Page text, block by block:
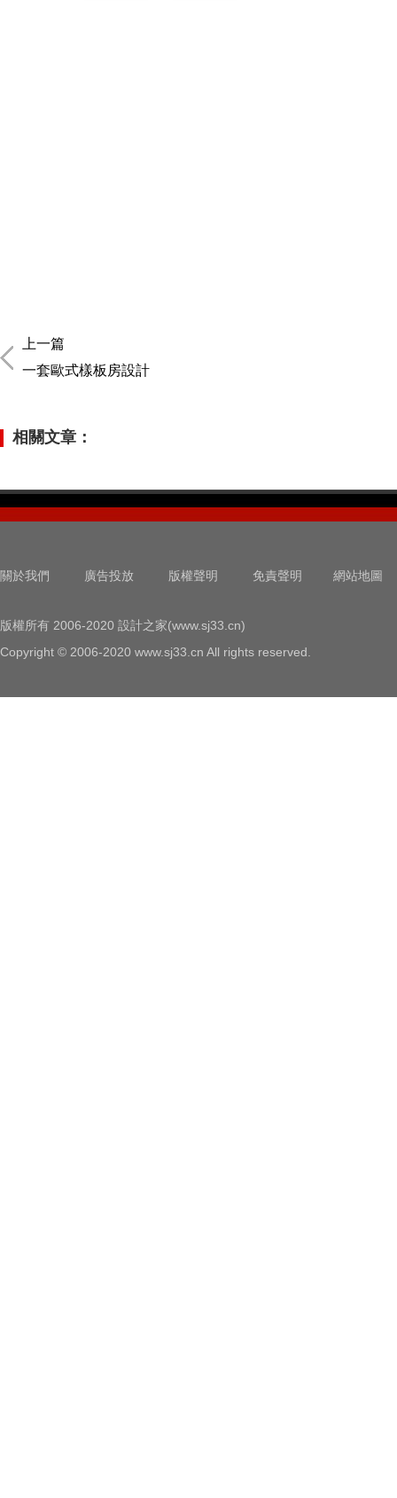
上一篇
一套歐式樣板房設計
相關文章：
關於我們 廣告投放 版權聲明 免責聲明 網站地圖
版權所有 2006-2020 設計之家(www.sj33.cn)
Copyright © 2006-2020 www.sj33.cn All rights reserved.